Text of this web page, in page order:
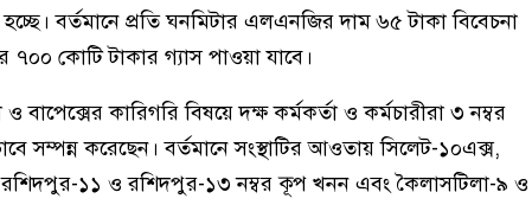
বর্তমানে প্রতি ঘনমিটার এলএনজির দাম ৬৫ টাকা বিবেচনা
কোটি টাকার গ্যাস পাওয়া যাবে।
কারিগরি বিষয়ে দক্ষ কর্মকর্তা ও কর্মচারীরা ৩ নম্বর
সম্পন্ন করেছেন। বর্তমানে সংস্থাটির আওতায় সিলেট-১০এক্স,
রশিদপুর-১১ ও রশিদপুর-১৩ নম্বর কূপ খনন এবং কৈলাসটিলা-৯ ও